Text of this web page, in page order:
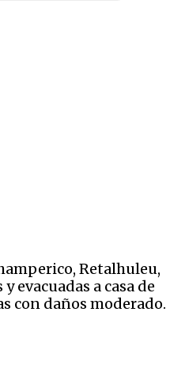
Retalhuleu,
evacuadas a casa de
con daños moderado.